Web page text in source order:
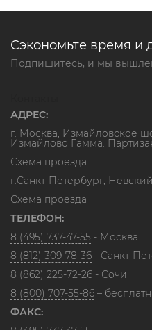
Сэкономьте время и
Подпишитесь, и мы
АДРЕС:
г. Москва, Измайловское
Измайлово Гамма.
Схема проезда
г.Санкт-Петербург,
Схема проезда
ТЕЛЕФОН:
8 (495) 737-47-55 - Москва
8 (812) 309-78-36 - Санкт-
8 (862) 225-72-26 - Сочи
8 (800) 707-55-86 –
ФАКС: